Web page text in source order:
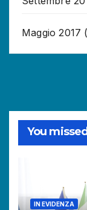
Maggio 2017
You missed
IN EVIDENZA